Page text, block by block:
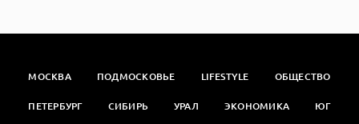
МОСКВА ПОДМОСКОВЬЕ LIFESTYLE ОБЩЕСТВО
ПЕТЕРБУРГ СИБИРЬ УРАЛ ЭКОНОМИКА ЮГ